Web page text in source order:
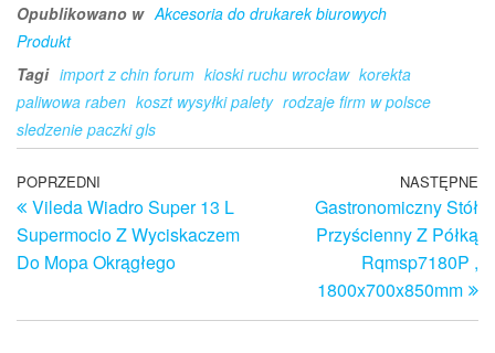
Opublikowano w Akcesoria do drukarek biurowych
Produkt
Tagi import z chin forum kioski ruchu wrocław korekta
paliwowa raben koszt wysyłki palety rodzaje firm w polsce
sledzenie paczki gls
Nawigacja
wpisu
Poprzedni
wpis
POPRZEDNI
Vileda Wiadro Super 13 L
Supermocio Z Wyciskaczem
Do Mopa Okrągłego
NASTĘPNE
Gastronomiczny Stół
Przyścienny Z Półką
Rqmsp7180P ,
1800x700x850mm